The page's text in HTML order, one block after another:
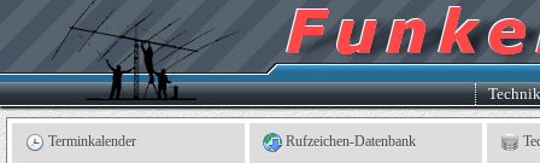
Kleingartenverein
e.
V.,
Leinefelde
Terminkalender Rufzeichen-Datenbank